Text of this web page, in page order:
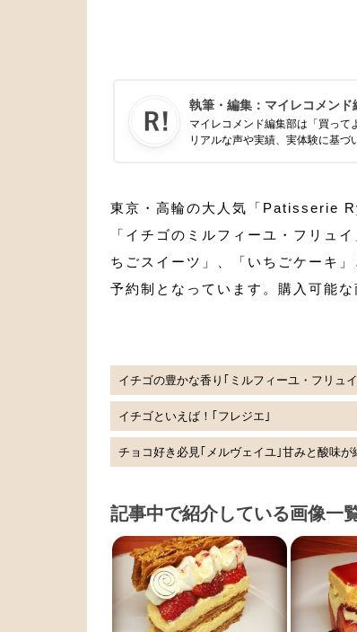
執筆・編集： マイレコメンド
マイレコメンド編集部は「買って
リアルな声や実績、実体験に基づ
東京・高輪の大人気「Patisserie
「イチゴのミルフィーユ・フリュ
ちごスイーツ」、「いちごケーキ
予約制となっています。購入可能
イチゴの豊かな香り｢ミルフィーユ・フリュ
イチゴといえば！｢フレジエ｣
チョコ好き必見｢メルヴェイユ｣甘みと酸味が
記事中で紹介している画像一